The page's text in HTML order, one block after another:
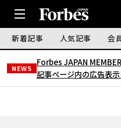
新着記事 人気記事 会
NEWS
Forbes JAPAN
記事ページ内の広告表